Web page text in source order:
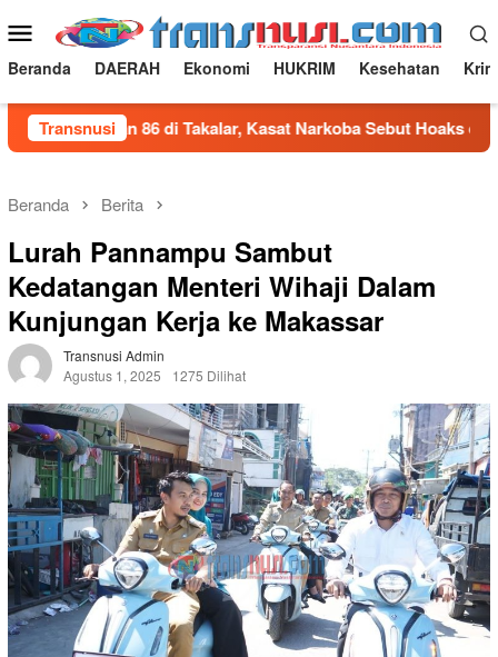
ke
konten
Menu
Mobile
Beranda DAERAH Ekonomi HUKRIM Kesehatan
Transnusi
86 di Takalar, Kasat Narkoba Sebut Hoaks dan Fitnah
Beranda Berita
Lurah Pannampu Sambut
Kedatangan Menteri Wihaji Dalam
Kunjungan Kerja ke Makassar
Transnusi Admin
Agustus 1, 2025
1275 Dilihat